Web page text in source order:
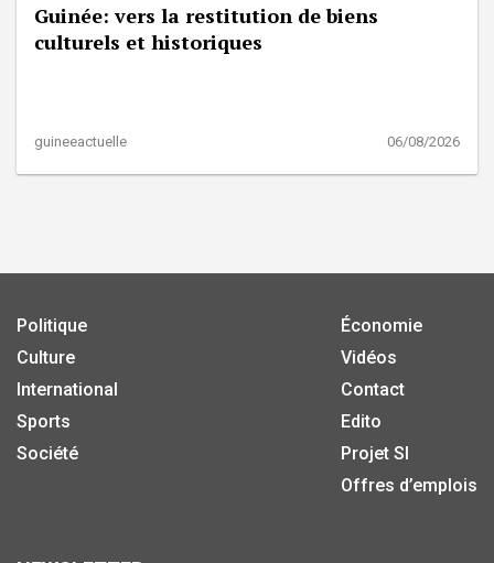
Guinée: vers la restitution de biens
culturels et historiques
guineeactuelle 06/08/2026
Politique
Culture
International
Sports
Société
Économie
Vidéos
Contact
Edito
Projet SI
Offres d’emplois